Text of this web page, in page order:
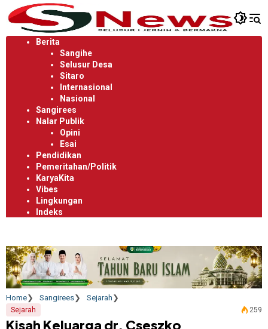
Langsung
ke
konten
Berita
Sangihe
Selusur Desa
Sitaro
Internasional
Nasional
Sangirees
Nalar Publik
Opini
Esai
Pendidikan
Pemeritahan/Politik
KaryaKita
Vibes
Lingkungan
Indeks
Home Sangirees Sejarah
Sejarah 259
Kisah Keluarga dr. Cseszko